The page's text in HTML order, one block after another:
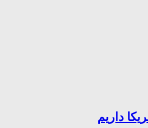
داریم